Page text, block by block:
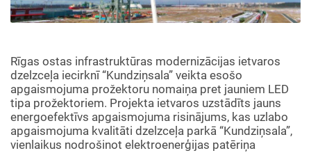
Rīgas ostas infrastruktūras modernizācijas ietvaros
dzelzceļa iecirknī “Kundziņsala” veikta esošo
apgaismojuma prožektoru nomaiņa pret jauniem LED
tipa prožektoriem. Projekta ietvaros uzstādīts jauns
energoefektīvs apgaismojuma risinājums, kas uzlabo
apgaismojuma kvalitāti dzelzceļa parkā “Kundziņsala”,
vienlaikus nodrošinot elektroenerģijas patēriņa